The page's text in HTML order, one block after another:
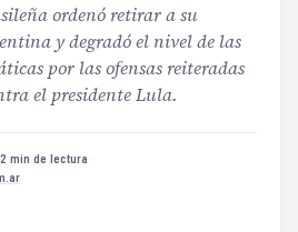
ordenó retirar a su
y degradó el nivel de las
por las ofensas reiteradas
el presidente Lula.
2 min de lectura ·